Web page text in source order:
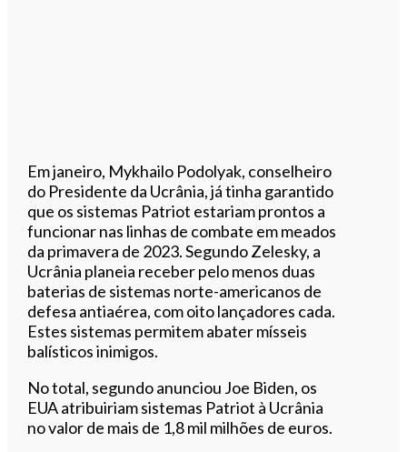
Em janeiro, Mykhailo Podolyak, conselheiro
do Presidente da Ucrânia, já tinha garantido
que os sistemas Patriot estariam prontos a
funcionar nas linhas de combate em meados
da primavera de 2023. Segundo Zelesky, a
Ucrânia planeia receber pelo menos duas
baterias de sistemas norte-americanos de
defesa antiaérea, com oito lançadores cada.
Estes sistemas permitem abater mísseis
balísticos inimigos.
No total, segundo anunciou Joe Biden, os
EUA atribuiriam sistemas Patriot à Ucrânia
no valor de mais de 1,8 mil milhões de euros.